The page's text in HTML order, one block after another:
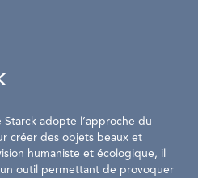
Starck adopte l’approche du
créer des objets beaux et
humaniste et écologique, il
outil permettant de provoquer